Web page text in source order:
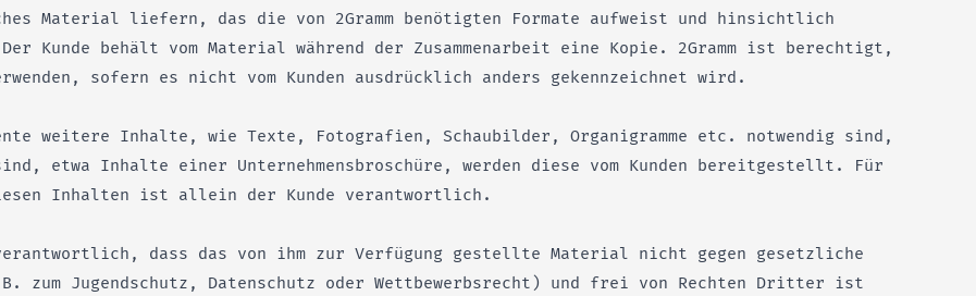
Material liefern, das die von 2Gramm benötigten Formate aufweist und hinsichtlich
behält vom Material während der Zusammenarbeit eine Kopie. 2Gramm ist berechtigt,
sofern es nicht vom Kunden ausdrücklich anders gekennzeichnet wird.
weitere Inhalte, wie Texte, Fotografien, Schaubilder, Organigramme etc. notwendig sind,
etwa Inhalte einer Unternehmensbroschüre, werden diese vom Kunden bereitgestellt. Für
Inhalten ist allein der Kunde verantwortlich.
dass das von ihm zur Verfügung gestellte Material nicht gegen gesetzliche
zum Jugendschutz, Datenschutz oder Wettbewerbsrecht) und frei von Rechten Dritter ist